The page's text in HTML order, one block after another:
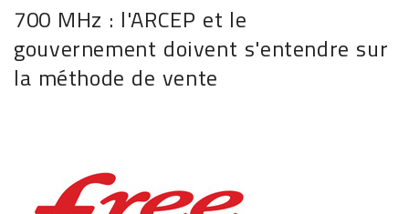
700 MHz : l'ARCEP et le
gouvernement doivent s'entendre sur
la méthode de vente